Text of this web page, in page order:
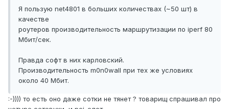
Я пользую net4801 в больших количествах (~50 шт) в
качестве
роутеров производительность маршрутизации по iperf 80
Мбит/сек.
Правда софт в них карловский.
Производительность m0n0wall при тех же условиях
около 40 Мбит.
:-)))) то есть оно даже сотки не тянет ? товарищ спрашивал про